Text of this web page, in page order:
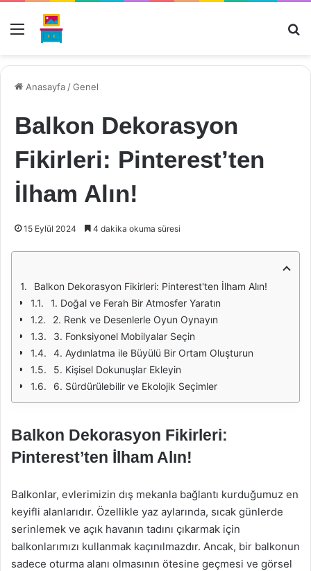
Menü
Anasayfa /Genel
Balkon Dekorasyon
Fikirleri: Pinterest’ten
İlham Alın!
15 Eylül 2024 4 dakika okuma süresi
Balkon Dekorasyon Fikirleri: Pinterest'ten İlham Alın!
1. Doğal ve Ferah Bir Atmosfer Yaratın
2. Renk ve Desenlerle Oyun Oynayın
3. Fonksiyonel Mobilyalar Seçin
4. Aydınlatma ile Büyülü Bir Ortam Oluşturun
5. Kişisel Dokunuşlar Ekleyin
6. Sürdürülebilir ve Ekolojik Seçimler
Balkon Dekorasyon Fikirleri:
Pinterest’ten İlham Alın!
Balkonlar, evlerimizin dış mekanla bağlantı kurduğumuz en
keyifli alanlarıdır. Özellikle yaz aylarında, sıcak günlerde
serinlemek ve açık havanın tadını çıkarmak için
balkonlarımızı kullanmak kaçınılmazdır. Ancak, bir balkonun
sadece oturma alanı olmasının ötesine geçmesi ve görsel